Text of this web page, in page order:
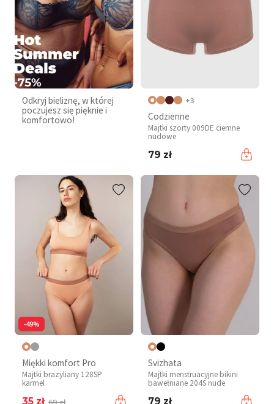
Odkryj bieliznę, w której
poczujesz się pięknie i
komfortowo!
+3
Codzienne
Majtki szorty 009DE ciemne
nudowe
79 zł
-49%
Miękki komfort Pro
Majtki brazyliany 128SP
karmel
35 zł 69 zł
Svizhata
Majtki menstruacyjne bikini
bawełniane 204S nude
79 zł